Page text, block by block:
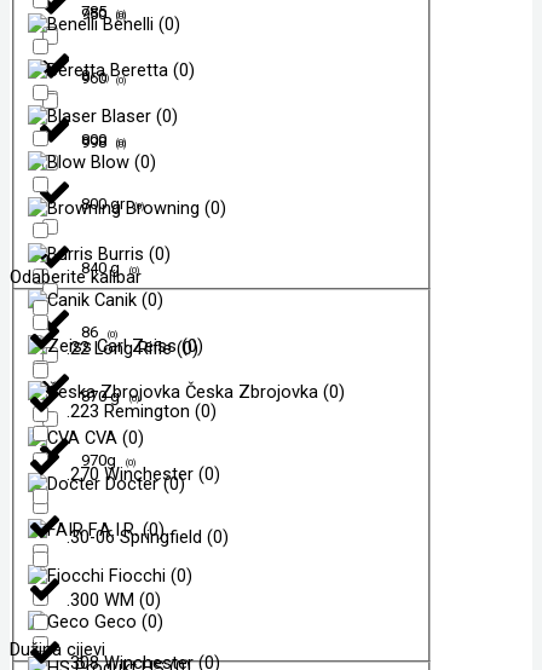
785 (0)
8 (0)
800 (0)
800 gr (0)
840 g (0)
86 (0)
870 g (0)
970g (0)
950 (0)
960 (0)
998 (0)
Benelli (0)
Beretta (0)
Blaser (0)
Blow (0)
Browning (0)
Burris (0)
Canik (0)
Carl Zeiss(0)
Česka Zbrojovka (0)
CVA (0)
Docter(0)
F.A.I.R.(0)
Fiocchi (0)
Geco (0)
Odaberite kalibar
.22 Long Rifle(0)
.223 Remington (0)
.270 Winchester (0)
.30-06 Springfield (0)
.300 WM (0)
.308 Winchester(0)
Dužina cijevi